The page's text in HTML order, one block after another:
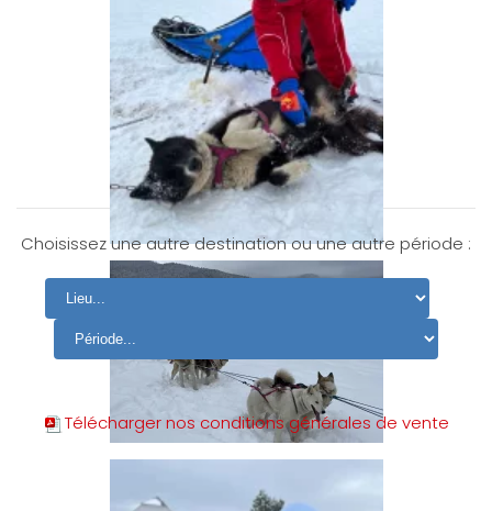
Choisissez une autre destination ou une autre période :
Télécharger nos conditions générales de vente